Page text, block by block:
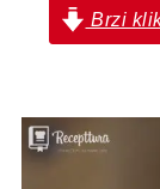
Brzi